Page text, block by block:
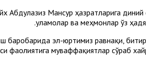
Мансур ҳазратларига диний
уламолар ва меҳмонлар ўз
баробарида эл-юртимиз равнақи,
фаолиятига муваффақиятлар сўраб